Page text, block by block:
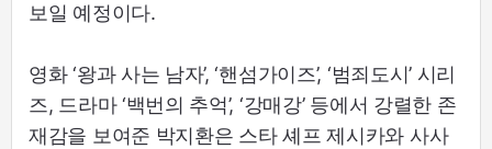
보일 예정이다.
영화 ‘왕과 사는 남자’, ‘핸섬가이즈’, ‘범죄도시’ 시리
즈, 드라마 ‘백번의 추억’, ‘강매강’ 등에서 강렬한 존
재감을 보여준 박지환은 스타 셰프 제시카와 사사